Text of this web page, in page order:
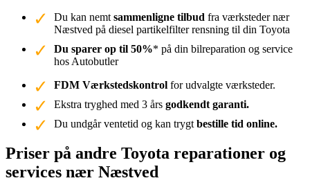
Du kan nemt sammenligne tilbud fra værksteder nær
Næstved på diesel partikelfilter rensning til din Toyota
Du sparer op til 50%* på din bilreparation og service
hos Autobutler
FDM Værkstedskontrol for udvalgte værksteder.
Ekstra tryghed med 3 års godkendt garanti.
Du undgår ventetid og kan trygt bestille tid online.
Priser på andre Toyota reparationer og
services nær Næstved